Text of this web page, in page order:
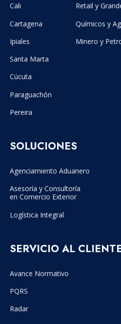
Cali
Cartagena
Ipiales
Santa Marta
Cúcuta
Paraguachón
Pereira
Retail y
Químicos y
Minero y
SOLUCIONES
Agenciamiento Aduanero
Asesoría y Consultoría
en Comercio Exterior
Logística Integral
SERVICIO AL
Avance Normativo
PQRS
Radar